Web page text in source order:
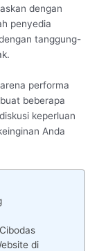
dengan
penyedia
tanggung-
performa
beberapa
keperluan
Anda
di